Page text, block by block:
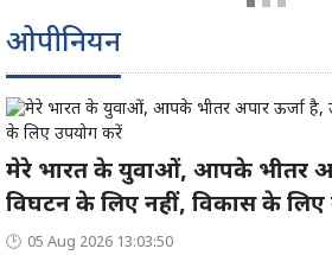
ओपीनियन
मेरे भारत के युवाओं, आपके भीतर
विघटन के लिए नहीं, विकास के
05 Aug 2026 13:03:50